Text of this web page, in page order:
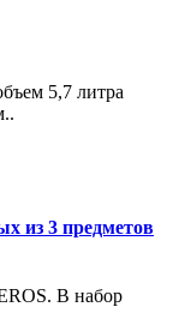
5,7 литра
из 3 предметов
В набор